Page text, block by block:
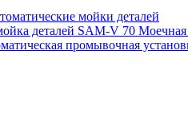
мойки деталей
деталей SAM-V 70
промывочная